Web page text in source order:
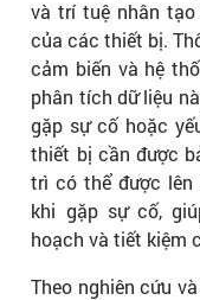
và trí tuệ nhân
của các thiết bị.
cảm biến và hệ
phân tích dữ liệu
gặp sự cố hoặc
thiết bị cần được
trì có thể được
khi gặp sự cố,
hoạch và tiết kiệm
Theo nghiên cứu